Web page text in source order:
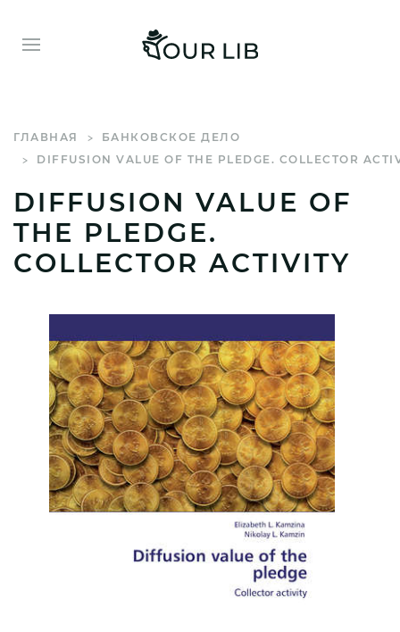
ГЛАВНАЯ
БАНКОВСКОЕ ДЕЛО
DIFFUSION VALUE OF THE PLEDGE. COLLECTOR
DIFFUSION VALUE OF
THE PLEDGE.
COLLECTOR ACTIVITY